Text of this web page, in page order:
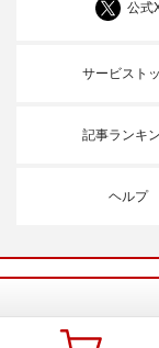
公式
サービスト
記事ランキ
ヘルプ